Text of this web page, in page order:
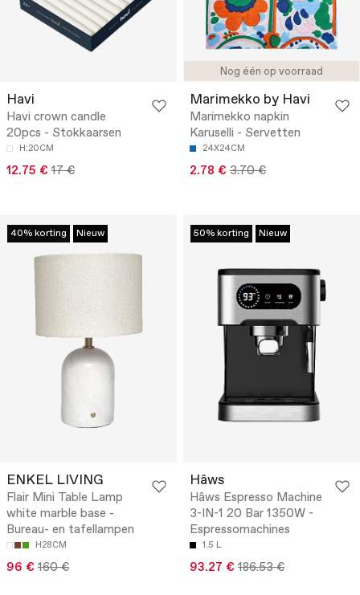
Havi
Havi crown candle
20pcs - Stokkaarsen
H:20CM
12.75 € 17 €
Nog één op voorraad
Marimekko by Havi
Marimekko napkin
Karuselli - Servetten
24X24CM
2.78 € 3.70 €
40% korting Nieuw
ENKEL LIVING
Flair Mini Table Lamp
white marble base -
Bureau- en tafellampen
H28CM
96 € 160 €
50% korting Nieuw
Hâws
Hâws Espresso Machine
3-IN-1 20 Bar 1350W -
Espressomachines
1.5 L
93.27 € 186.53 €